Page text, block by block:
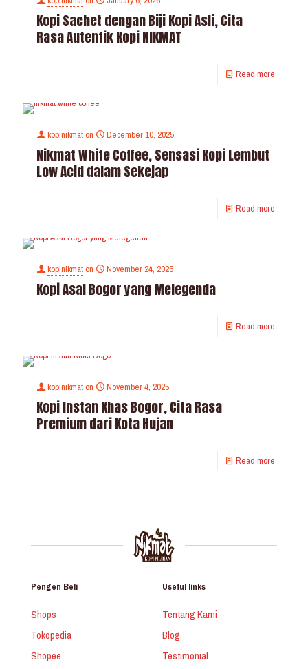
Kopi Sachet dengan Biji Kopi Asli, Cita
Rasa Autentik Kopi NIKMAT
Read more
kopinikmaton December 10, 2025
Nikmat White Coffee, Sensasi Kopi Lembut
Low Acid dalam Sekejap
Read more
kopinikmaton November 24, 2025
Kopi Asal Bogor yang Melegenda
Read more
kopinikmaton November 4, 2025
Kopi Instan Khas Bogor, Cita Rasa
Premium dari Kota Hujan
Read more
Pengen Beli
Shops
Tokopedia
Shopee
Useful links
Tentang Kami
Blog
Testimonial